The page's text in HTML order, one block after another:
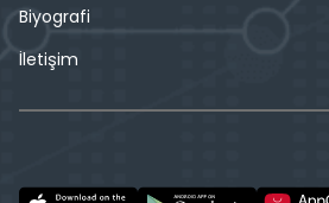
Biyografi
İletişim